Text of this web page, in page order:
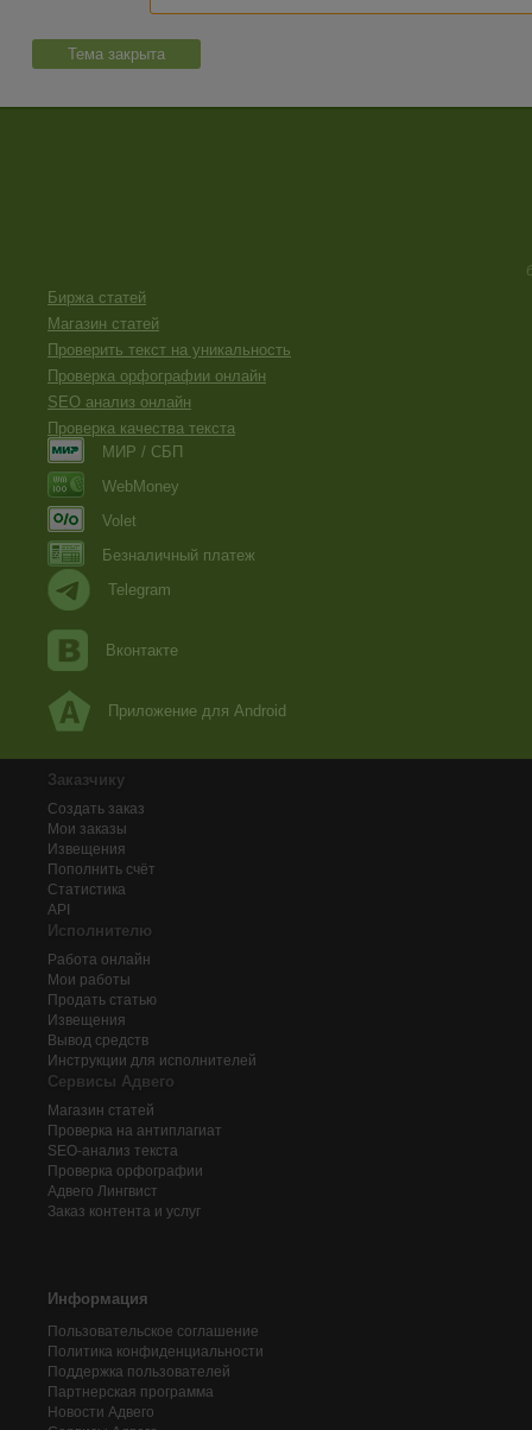
Тема закрыта
Биржа статей
Магазин статей
Проверить текст на уникальность
Проверка орфографии онлайн
SEO анализ онлайн
Проверка качества текста
МИР / СБП
WebMoney
Volet
Безналичный платеж
Telegram
Вконтакте
Приложение для Android
Заказчику
Создать заказ
Мои заказы
Извещения
Пополнить счёт
Статистика
API
Исполнителю
Работа онлайн
Мои работы
Продать статью
Извещения
Вывод средств
Инструкции для исполнителей
Сервисы Адвего
Магазин статей
Проверка на антиплагиат
SEO-анализ текста
Проверка орфографии
Адвего Лингвист
Заказ контента и услуг
Информация
Пользовательское соглашение
Политика конфиденциальности
Поддержка пользователей
Партнерская программа
Новости Адвего